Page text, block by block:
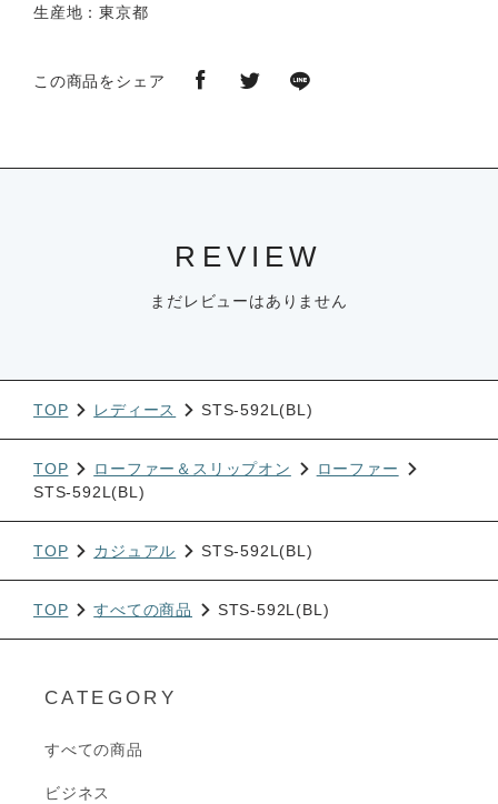
生産地：東京都
この商品をシェア
REVIEW
まだレビューはありません
TOP レディース STS-592L(BL)
TOP ローファー＆スリップオン
ローファー
STS-592L(BL)
TOP カジュアル STS-592L(BL)
TOP すべての商品 STS-592L(BL)
CATEGORY
すべての商品
ビジネス